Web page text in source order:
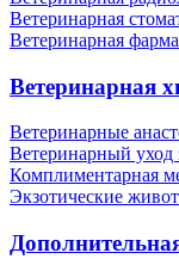
Ветеринарная
Ветеринарная
Ветеринарная
Ветеринарные
Ветеринарный уход
Комплиментарная
Экзотические